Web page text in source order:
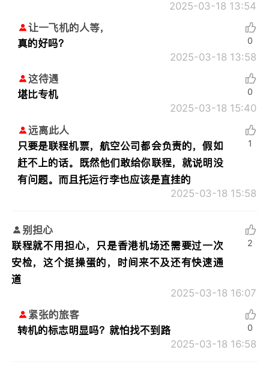
2025-03-18 13:54
让一飞机的人等，
真的好吗？
2025-03-18 13:58
0
这待遇
堪比专机
2025-03-18 15:40
0
远离此人
只要是联程机票，航空公司都会负责的，假如
赶不上的话。既然他们敢给你联程，就说明没
有问题。而且托运行李也应该是直挂的
2025-03-18 15:58
1
别担心
联程就不用担心，只是香港机场还需要过一次
安检，这个挺操蛋的，时间来不及还有快速通
道
2025-03-18 16:07
2
紧张的旅客
转机的标志明显吗？就怕找不到路
2025-03-18 16:58
0